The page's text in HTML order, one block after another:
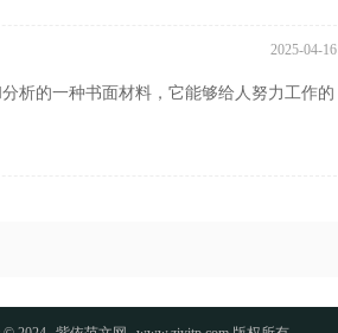
2025-04-16
析的一种书面材料，它能够给人努力工作的